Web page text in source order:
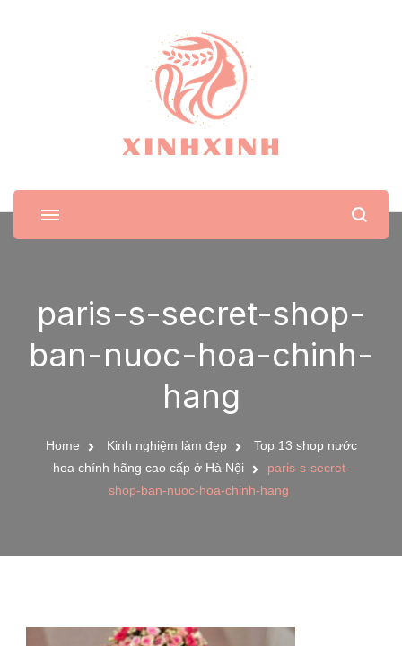
XinhXinh
Trang tin tức cho phái đẹp
paris-s-secret-shop-
ban-nuoc-hoa-chinh-
hang
Home Kinh nghiệm làm đẹp
Top 13 shop nước
hoa chính hãng cao cấp ở Hà Nội
paris-s-secret-
shop-ban-nuoc-hoa-chinh-hang